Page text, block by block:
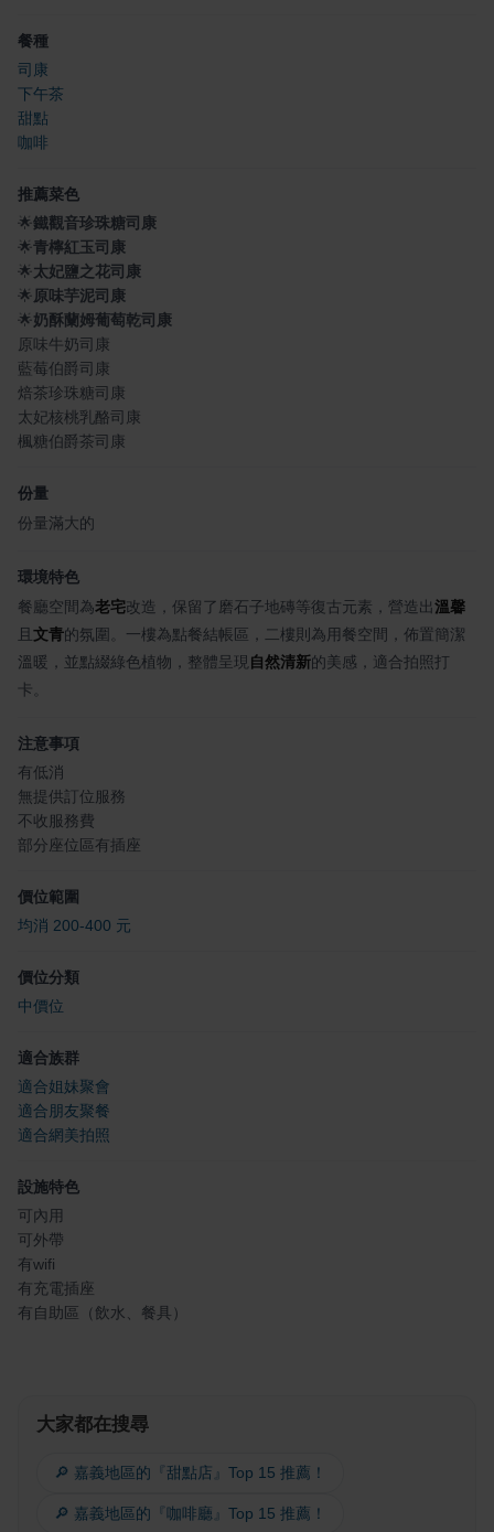
餐種
司康
下午茶
甜點
咖啡
推薦菜色
🌟鐵觀音珍珠糖司康
🌟青檸紅玉司康
🌟太妃鹽之花司康
🌟原味芋泥司康
🌟奶酥蘭姆葡萄乾司康
原味牛奶司康
藍莓伯爵司康
焙茶珍珠糖司康
太妃核桃乳酪司康
楓糖伯爵茶司康
份量
份量滿大的
環境特色
餐廳空間為老宅改造，保留了磨石子地磚等復古元素，營造出溫馨
且 文青的氛圍。一樓為點餐結帳區，二樓則為用餐空間，佈置簡潔
溫暖，並點綴綠色植物，整體呈現自然清新的美感，適合拍照打
卡。
注意事項
有低消
無提供訂位服務
不收服務費
部分座位區有插座
價位範圍
均消 200-400 元
價位分類
中價位
適合族群
適合姐妹聚會
適合朋友聚餐
適合網美拍照
設施特色
可內用
可外帶
有wifi
有充電插座
有自助區（飲水、餐具）
大家都在搜尋
🔎 嘉義地區的『甜點店』Top 15 推薦！
🔎 嘉義地區的『咖啡廳』Top 15 推薦！